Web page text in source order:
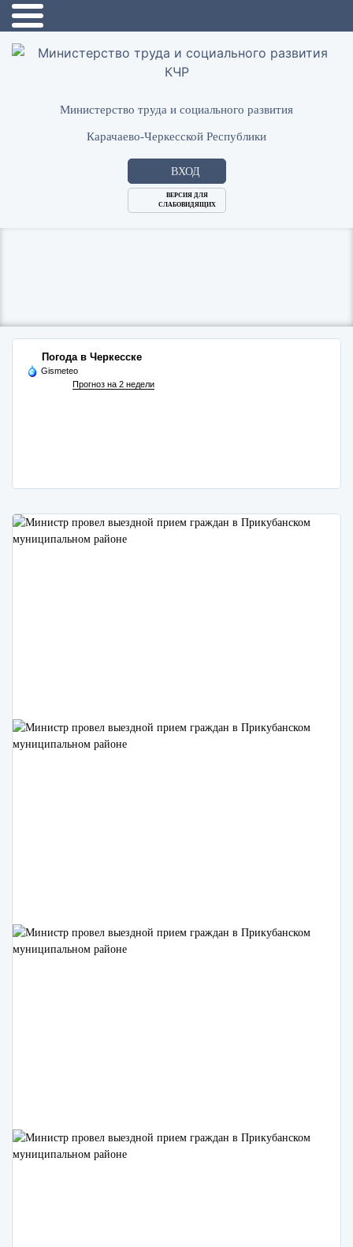
Министерство труда и социального развития
Карачаево-Черкесской Республики
ВХОД
ВЕРСИЯ ДЛЯ
СЛАБОВИДЯЩИХ
Погода в Черкесске
Gismeteo
Прогноз на 2 недели